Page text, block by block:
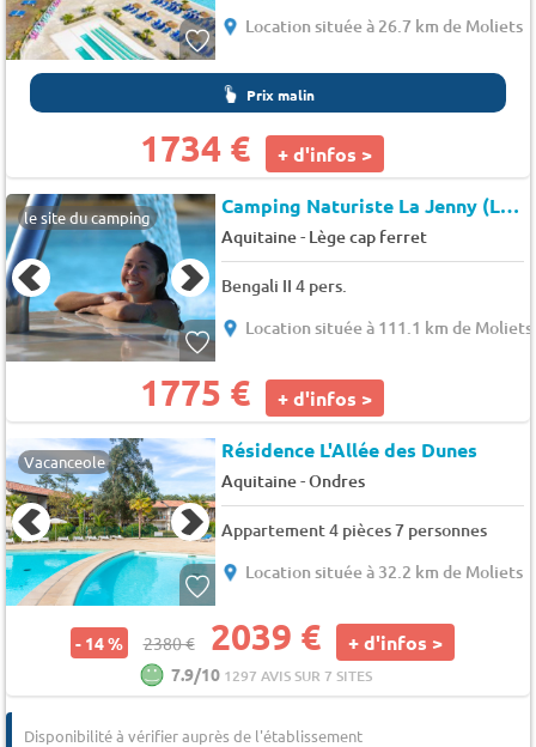
Location située à 26.7 km de Moliets
Prix malin
1734 € + d'infos >
le site du camping Camping Naturiste La Jenny (Le Porge à 11 km)
Aquitaine- Lège cap ferret
Bengali II 4 pers.
Location située à 111.1 km de Moliets
1775 € + d'infos >
Vacanceole Résidence L'Allée des Dunes
Aquitaine-Ondres
Appartement 4 pièces 7 personnes
Location située à 32.2 km de Moliets
- 14 % 2380 € 2039 € + d'infos >
7.9/10 1297 AVIS SUR 7 SITES
Disponibilité à vérifier auprès de l'établissement